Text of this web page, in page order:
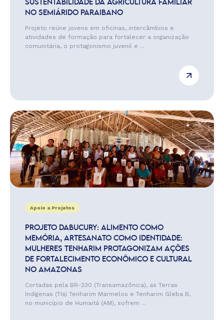
SUSTENTABILIDADE DA AGRICULTURA FAMILIAR
NO SEMIÁRIDO PARAIBANO
Projeto reúne jovens em oficinas, intercâmbios e
atividades de formação para fortalecer a organização
comunitária, o protagonismo juvenil e ...
Apoio a Projetos
PROJETO DABUCURY: ALIMENTO COMO
MEMÓRIA, ARTESANATO COMO IDENTIDADE:
MULHERES TENHARIM PROTAGONIZAM AÇÕES
DE FORTALECIMENTO ECONÔMICO E CULTURAL
NO AMAZONAS
Cortadas pela BR-230 (Transamazônica), as Terras
Indígenas (TIs) Tenharim Marmelos e Tenharim Gleba B,
no município de Humaitá (AM), sofrem ...